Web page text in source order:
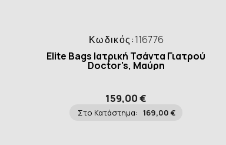
Κωδικός:116776
Elite Bags Ιατρική Τσάντα Γιατρού
Doctor's, Μαύρη
159,00 €
Στο Κατάστημα: 169,00 €